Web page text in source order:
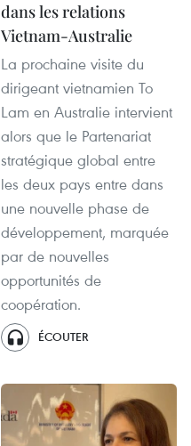
dans les relations
Vietnam-Australie
La prochaine visite du
dirigeant vietnamien To
Lam en Australie intervient
alors que le Partenariat
stratégique global entre
les deux pays entre dans
une nouvelle phase de
développement, marquée
par de nouvelles
opportunités de
coopération.
ÉCOUTER